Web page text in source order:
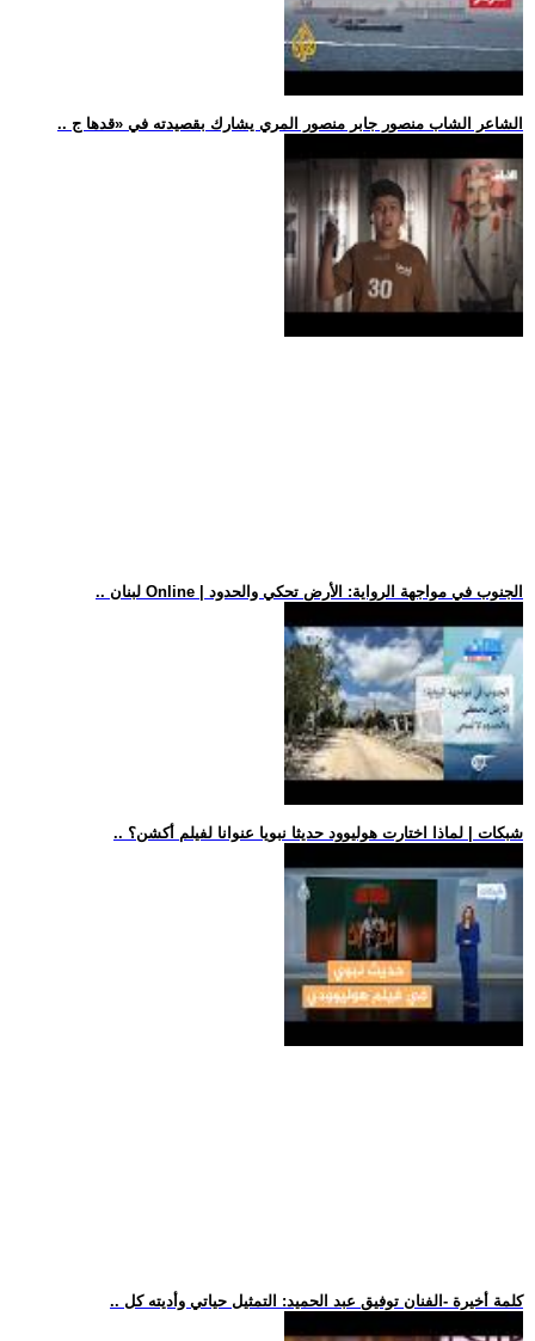
.. الشاعر الشاب منصور جابر منصور المري يشارك بقصيدته في «قدها ج
.. لبنان Online | الجنوب في مواجهة الرواية: الأرض تحكي والحدود
.. شبكات | لماذا اختارت هوليوود حديثا نبويا عنوانا لفيلم أكشن؟
.. كلمة أخيرة -الفنان توفيق عبد الحميد: التمثيل حياتي وأديته كل